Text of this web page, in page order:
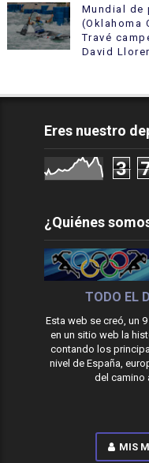
Mundial de
(Oklahoma
Travé
David
Eres nuestro
3
¿Quiénes
TODO EL
Esta web se creó, un
en un sitio web la
contando los
nivel de España,
del camino
MIS